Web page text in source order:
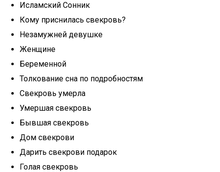
Исламский Cонник
Кому приснилась свекровь?
Незамужней девушке
Женщине
Беременной
Толкование сна по подробностям
Свекровь умерла
Умершая свекровь
Бывшая свекровь
Дом свекрови
Дарить свекрови подарок
Голая свекровь